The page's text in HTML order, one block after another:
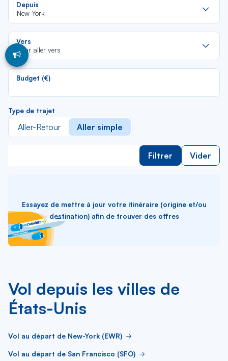
Depuis
New-York
Vers
Pour aller vers
Budget (€)
Type de trajet
Aller-Retour Aller simple
Filtrer Vider
Essayez de mettre à jour votre itinéraire (origine et/ou
destination) afin de trouver des offres
Vol depuis les villes de
États-Unis
Vol au départ de New-York (EWR)
Vol au départ de San Francisco (SFO)